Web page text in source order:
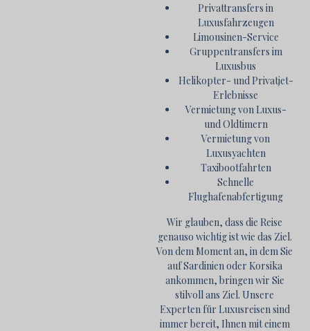
Privattransfers in
Luxusfahrzeugen
Limousinen-Service
Gruppentransfers im
Luxusbus
Helikopter- und Privatjet-
Erlebnisse
Vermietung von Luxus-
und Oldtimern
Vermietung von
Luxusyachten
Taxibootfahrten
Schnelle
Flughafenabfertigung
Wir glauben, dass die Reise
genauso wichtig ist wie das Ziel.
Von dem Moment an, in dem Sie
auf Sardinien oder Korsika
ankommen, bringen wir Sie
stilvoll ans Ziel. Unsere
Experten für Luxusreisen sind
immer bereit, Ihnen mit einem